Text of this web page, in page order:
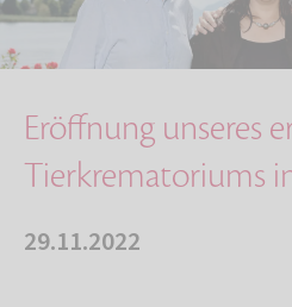
Eröffnung unseres
Tierkrematoriums
29.11.2022